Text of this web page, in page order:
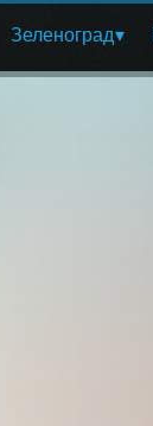
Зеленоград